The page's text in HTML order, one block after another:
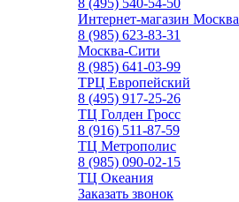
8 (495) 540-54-50
Интернет-магазин Москва
8 (985) 623-83-31
Москва-Сити
8 (985) 641-03-99
ТРЦ Европейский
8 (495) 917-25-26
ТЦ Голден Гросс
8 (916) 511-87-59
ТЦ Метрополис
8 (985) 090-02-15
ТЦ Океания
Заказать звонок